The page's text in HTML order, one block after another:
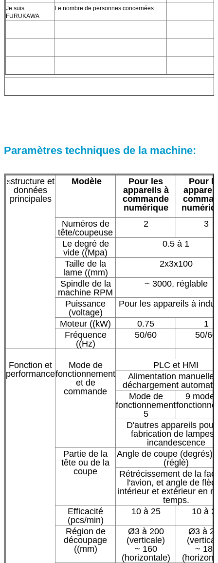
Je suis
FURUKAWA
Le nombre de personnes concernées
Paramètres techniques de la machine:
Sstructure et
données
principales
Modèle
Pour les
appareils à
commande
numérique
Pour
Numéros de
tête/coupeuse
2 3
Le degré de
vide ((Mpa)
0.5 à 1
Taille de la
lame ((mm)
2x3x100
Spindle de la
machine RPM
~ 3000, réglable
Puissance
(voltage)
Pour les appareils à
Moteur ((kW) 0.75
1
Fréquence
((Hz)
50/60 50/60
Fonction et
performance
Mode de
fonctionnement
et de
commande
PLC et HMI
Alimentation manuelle
déchargement
Mode de
fonctionnement
5
9 mode
D'autres appareils
fabrication de lampes
incandescence
Partie de la
tête ou de la
coupe
Angle de coupe (degrés):
(réglé)
Rétrécissement de la
l'avion, et angle de
intérieur et extérieur en
temps.
Efficacité
(pcs/min)
10 à 25 10 à
Région de
découpage
((mm)
Ø3 à 200
(verticale)
~ 160
(horizontale)
Ø3 à
~ 180